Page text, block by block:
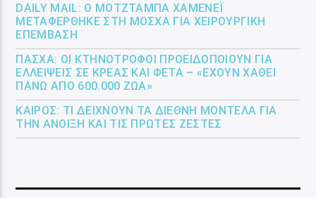
DAILY MAIL: Ο ΜΟΤΖΤΆΜΠΑ ΧΑΜΕΝΕΪ́
ΜΕΤΑΦΈΡΘΗΚΕ ΣΤΗ ΜΌΣΧΑ ΓΙΑ ΧΕΙΡΟΥΡΓΙΚΉ
ΕΠΈΜΒΑΣΗ
ΠΆΣΧΑ: ΟΙ ΚΤΗΝΟΤΡΌΦΟΙ ΠΡΟΕΙΔΟΠΟΙΟΎΝ ΓΙΑ
ΕΛΛΕΊΨΕΙΣ ΣΕ ΚΡΈΑΣ ΚΑΙ ΦΈΤΑ – «ΈΧΟΥΝ ΧΑΘΕΊ
ΠΆΝΩ ΑΠΌ 600.000 ΖΏΑ»
ΚΑΙΡΌΣ: ΤΙ ΔΕΊΧΝΟΥΝ ΤΑ ΔΙΕΘΝΉ ΜΟΝΤΈΛΑ ΓΙΑ
ΤΗΝ ΆΝΟΙΞΗ ΚΑΙ ΤΙΣ ΠΡΏΤΕΣ ΖΈΣΤΕΣ